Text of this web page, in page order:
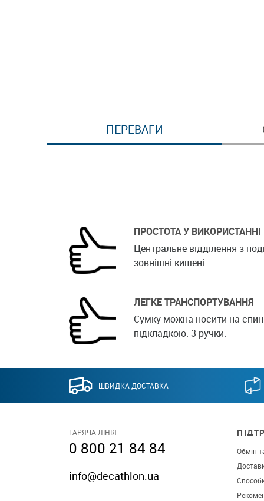
ПЕРЕВАГИ
ПРОСТОТА У ВИКОРИСТАННІ
Центральне відділення з
зовнішні кишені.
ЛЕГКЕ ТРАНСПОРТУВАННЯ
Сумку можна носити на
підкладкою. 3 ручки.
ШВИДКА ДОСТАВКА
ГАРЯЧА ЛІНІЯ
0 800 21 84 84
info@decathlon.ua
Обмін